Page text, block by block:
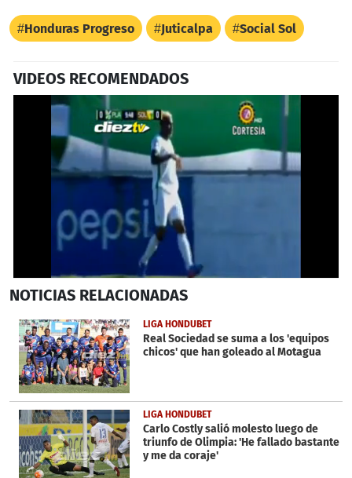
Honduras Progreso Juticalpa Social Sol
VIDEOS RECOMENDADOS
seconds
1
minute,
22
seconds
NOTICIAS RELACIONADAS
LIGA HONDUBET
Real Sociedad se suma a los 'equipos
chicos' que han goleado al Motagua
LIGA HONDUBET
Carlo Costly salió molesto luego de
triunfo de Olimpia: 'He fallado bastante
y me da coraje'